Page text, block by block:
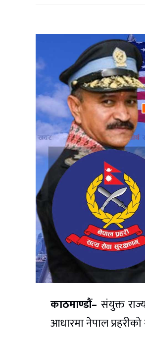
काठमाण्डौं– संयुक्त
आधारमा नेपाल